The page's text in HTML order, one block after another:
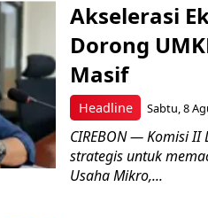
Headline
Akselerasi
Dorong
Masif
Sabtu, 8
CIREBON — Komisi
strategis untuk
Usaha Mikro,...